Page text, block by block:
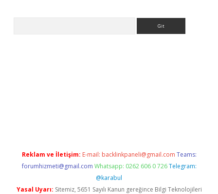
Reklam ve İletişim: E-mail: backlinkpaneli@gmail.com Teams:
forumhizmeti@gmail.com Whatsapp: 0262 606 0 726 Telegram:
@karabul
Yasal Uyarı: Sitemiz, 5651 Sayılı Kanun gereğince Bilgi Teknolojileri